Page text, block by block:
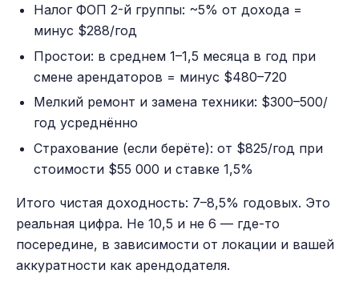
Налог ФОП 2-й группы: ~5% от дохода =
минус $288/год
Простои: в среднем 1–1,5 месяца в год при
смене арендаторов = минус $480–720
Мелкий ремонт и замена техники: $300–500/
год усреднённо
Страхование (если берёте): от $825/год при
стоимости $55 000 и ставке 1,5%
Итого чистая доходность: 7–8,5% годовых. Это
реальная цифра. Не 10,5 и не 6 — где-то
посередине, в зависимости от локации и вашей
аккуратности как арендодателя.